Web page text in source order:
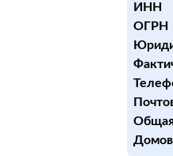
ИНН
ОГРН
Домов